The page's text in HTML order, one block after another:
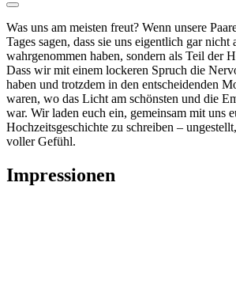
Was uns am meisten freut? Wenn unsere
Tages sagen, dass sie uns eigentlich gar nicht
wahrgenommen haben, sondern als Teil der
Dass wir mit einem lockeren Spruch die
haben und trotzdem in den entscheidenden
waren, wo das Licht am schönsten und die
war. Wir laden euch ein, gemeinsam mit uns
Hochzeitsgeschichte zu schreiben –
voller Gefühl.
Impressionen